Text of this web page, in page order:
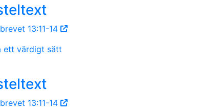
13:11-14
ett värdigt sätt
13:11-14